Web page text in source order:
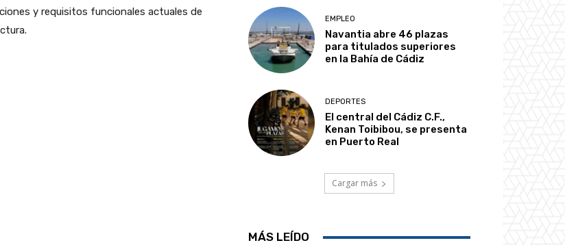
y requisitos funcionales actuales de
EMPLEO
Navantia abre 46 plazas
para titulados superiores
en la Bahía de Cádiz
DEPORTES
El central del Cádiz C.F.,
Kenan Toibibou, se presenta
en Puerto Real
Cargar más
MÁS LEÍDO